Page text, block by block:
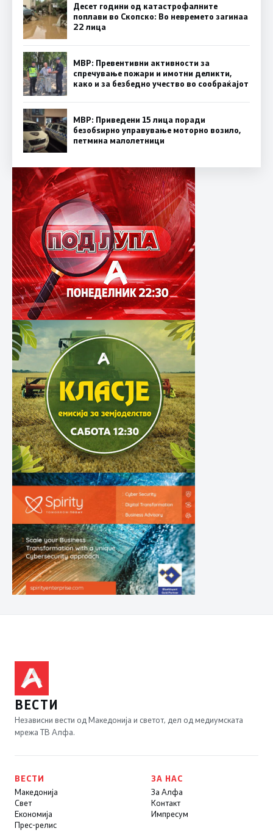
Десет години од катастрофалните
поплави во Скопско: Во невремето загинаа
22 лица
МВР: Превентивни активности за
спречување пожари и имотни деликти,
како и за безбедно учество во сообраќајот
МВР: Приведени 15 лица поради
безобѕирно управување моторно возило,
петмина малолетници
ВЕСТИ
Независни вести од Македонија и светот, дел од медиумската
мрежа ТВ Алфа.
ВЕСТИ
Македонија
Свет
Економија
Прес-релис
ЗА НАС
За Алфа
Контакт
Импресум